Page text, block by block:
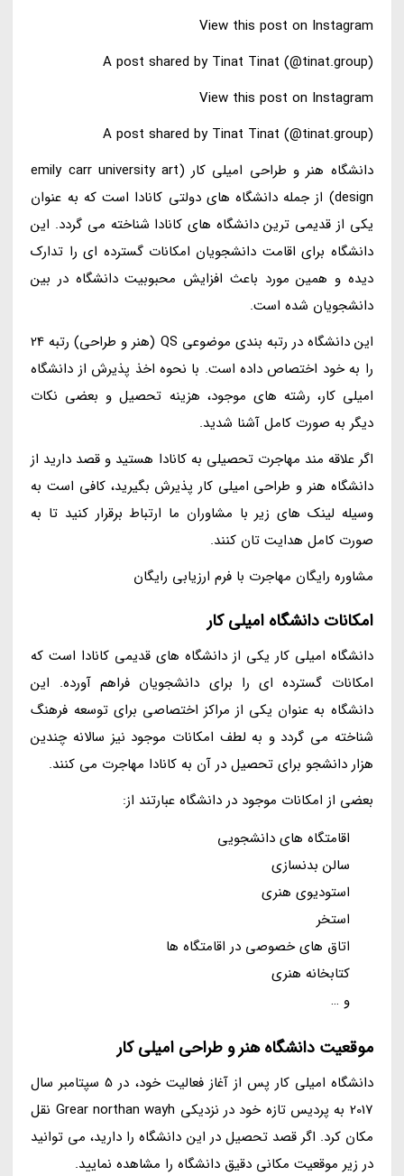
View this post on Instagram
A post shared by Tinat Tinat (@tinat.group)
View this post on Instagram
A post shared by Tinat Tinat (@tinat.group)
دانشگاه هنر و طراحی امیلی کار (emily carr university art
design) از جمله دانشگاه های دولتی کانادا است که به عنوان
یکی از قدیمی ترین دانشگاه های کانادا شناخته می گردد. این
دانشگاه برای اقامت دانشجویان امکانات گسترده ای را تدارک
دیده و همین مورد باعث افزایش محبوبیت دانشگاه در بین
دانشجویان شده است.
این دانشگاه در رتبه بندی موضوعی QS (هنر و طراحی) رتبه 24
را به خود اختصاص داده است. با نحوه اخذ پذیرش از دانشگاه
امیلی کار، رشته های موجود، هزینه تحصیل و بعضی نکات
دیگر به صورت کامل آشنا شدید.
اگر علاقه مند مهاجرت تحصیلی به کانادا هستید و قصد دارید از
دانشگاه هنر و طراحی امیلی کار پذیرش بگیرید، کافی است به
وسیله لینک های زیر با مشاوران ما ارتباط برقرار کنید تا به
صورت کامل هدایت تان کنند.
مشاوره رایگان مهاجرت با فرم ارزیابی رایگان
امکانات دانشگاه امیلی کار
دانشگاه امیلی کار یکی از دانشگاه های قدیمی کانادا است که
امکانات گسترده ای را برای دانشجویان فراهم آورده. این
دانشگاه به عنوان یکی از مراکز اختصاصی برای توسعه فرهنگ
شناخته می گردد و به لطف امکانات موجود نیز سالانه چندین
هزار دانشجو برای تحصیل در آن به کانادا مهاجرت می کنند.
بعضی از امکانات موجود در دانشگاه عبارتند از:
اقامتگاه های دانشجویی
سالن بدنسازی
استودیوی هنری
استخر
اتاق های خصوصی در اقامتگاه ها
کتابخانه هنری
و …
موقعیت دانشگاه هنر و طراحی امیلی کار
دانشگاه امیلی کار پس از آغاز فعالیت خود، در 5 سپتامبر سال
2017 به پردیس تازه خود در نزدیکی Grear northan wayh نقل
مکان کرد. اگر قصد تحصیل در این دانشگاه را دارید، می توانید
در زیر موقعیت مکانی دقیق دانشگاه را مشاهده نمایید.